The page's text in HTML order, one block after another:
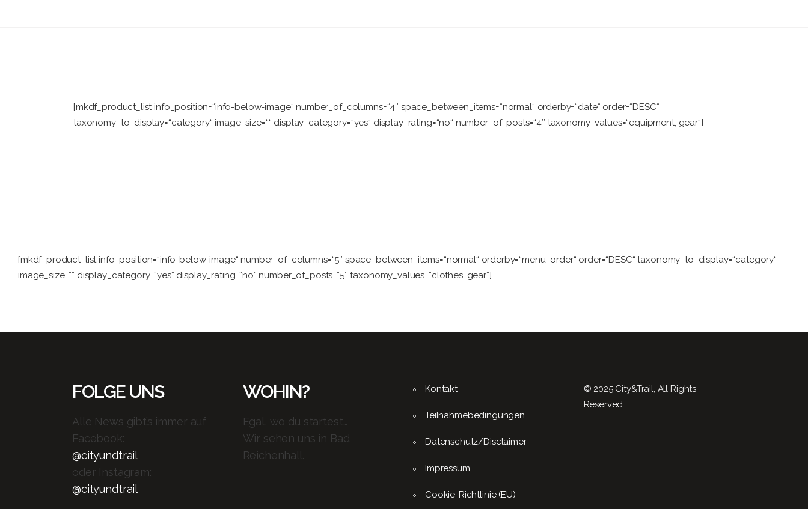
[mkdf_product_list info_position=“info-below-image“ number_of_columns=“4″ space_between_items=“normal“ orderby=“date“ order=“DESC“
taxonomy_to_display=“category“ image_size=““ display_category=“yes“ display_rating=“no“ number_of_posts=“4″ taxonomy_values=“equipment, gear“]
[mkdf_product_list info_position=“info-below-image“ number_of_columns=“5″ space_between_items=“normal“ orderby=“menu_order“ order=“DESC“ taxonomy_to_display=“category“
image_size=““ display_category=“yes“ display_rating=“no“ number_of_posts=“5″ taxonomy_values=“clothes, gear“]
FOLGE UNS
Alle News gibt’s immer auf
Facebook:
@cityundtrail
oder Instagram:
@cityundtrail
WOHIN?
Egal, wo du startest…
Wir sehen uns in Bad
Reichenhall.
Kontakt
Teilnahmebedingungen
Datenschutz/Disclaimer
Impressum
Cookie-Richtlinie (EU)
© 2025 City&Trail, All Rights
Reserved